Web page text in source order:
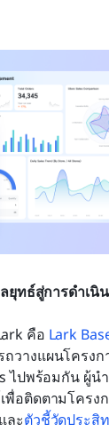
ยุทธ์สู่การดำเนิ
คือ Lark
วางแผนโครงก
ไปพร้อมกัน ผู้น
พื่อติดตามโครง
ละตัวชี้วัดประสิ